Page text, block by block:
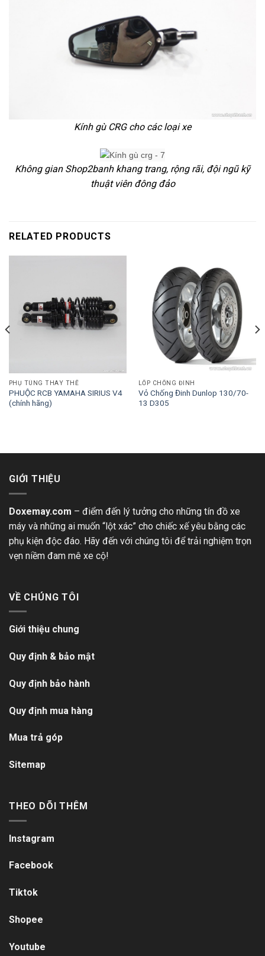
Kính gù CRG cho các loại xe
Không gian Shop2banh khang trang, rộng rãi, đội ngũ kỹ
thuật viên đông đảo
RELATED PRODUCTS
PHỤ TÙNG THAY THẾ
PHUỘC RCB YAMAHA SIRIUS V4
(chính hãng)
LỐP CHỐNG ĐINH
Vỏ Chống Đinh Dunlop 130/70-
13 D305
GIỚI THIỆU
Doxemay.com – điểm đến lý tưởng cho những tín đồ xe
máy và những ai muốn “lột xác” cho chiếc xế yêu bằng các
phụ kiện độc đáo. Hãy đến với chúng tôi để trải nghiệm trọn
vẹn niềm đam mê xe cộ!
VỀ CHÚNG TÔI
Giới thiệu chung
Quy định & bảo mật
Quy định bảo hành
Quy định mua hàng
Mua trả góp
Sitemap
THEO DÕI THÊM
Instagram
Facebook
Tiktok
Shopee
Youtube